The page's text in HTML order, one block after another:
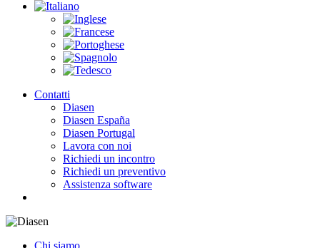
Contatti
Diasen
Diasen España
Diasen Portugal
Lavora con noi
Richiedi un incontro
Richiedi un preventivo
Assistenza software
Chi siamo